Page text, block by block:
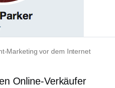
Marketing vor dem Internet
Online-Verkäufer